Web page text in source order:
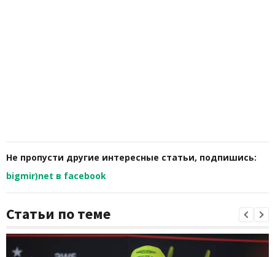
Не пропусти другие интересные статьи, подпишись:
bigmir)net в facebook
Статьи по теме